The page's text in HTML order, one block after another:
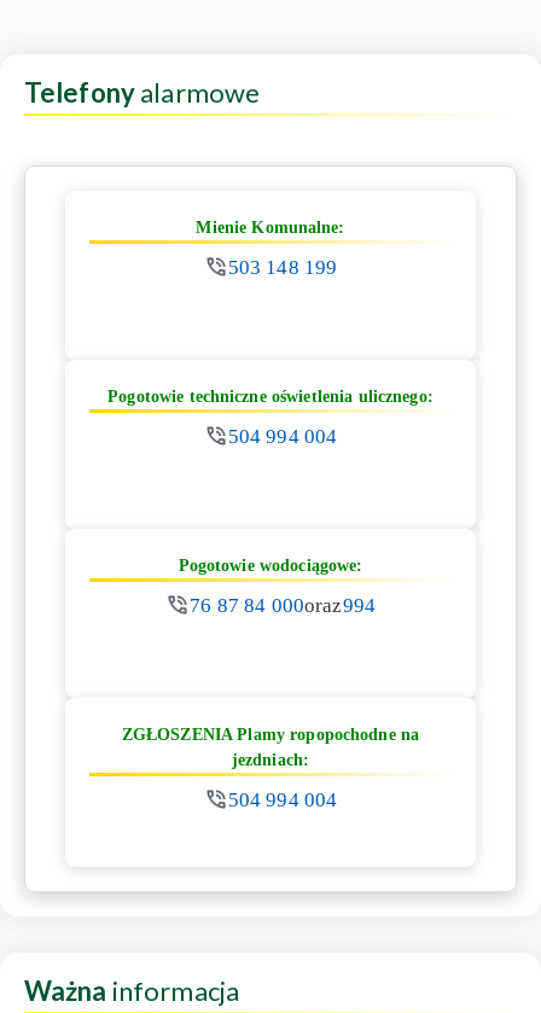
Telefonyalarmowe
Mienie Komunalne:
503 148 199
Pogotowie techniczne oświetlenia ulicznego:
504 994 004
Pogotowie wodociągowe:
76 87 84 000oraz994
ZGŁOSZENIA Plamy ropopochodne na
jezdniach:
504 994 004
Ważna informacja